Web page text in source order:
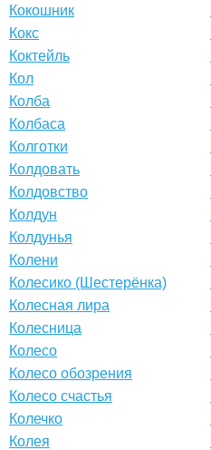
Кокошник
Кокс
Коктейль
Кол
Колба
Колбаса
Колготки
Колдовать
Колдовство
Колдун
Колдунья
Колени
Колесико (Шестерёнка)
Колесная лира
Колесница
Колесо
Колесо обозрения
Колесо счастья
Колечко
Колея